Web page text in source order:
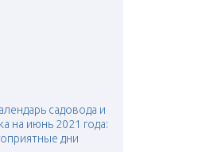
садовода и
на июнь 2021 года:
дни